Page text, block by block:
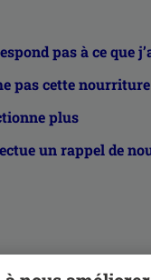
pas à ce que
pas cette nourriture
plus
un rappel de